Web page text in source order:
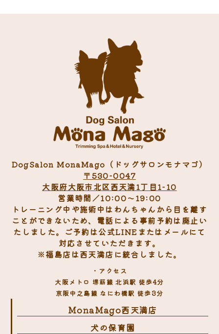
DogSalon MonaMago（ドッグサロンモナマゴ）
〒530-0047
大阪府大阪市北区西天満1丁目1-10
営業時間／10:00～19:00
トレーニング中や施術中はわんちゃんから目を離す
ことができないため、電話による事前予約は廃止い
たしました。ご予約は公式LINEまたはメールにて
対応させていただきます。
※福島店は西天満店に統合しました。
・アクセス
大阪メトロ 堺筋線 北浜駅 徒歩4分
京阪中之島線 なにわ橋駅 徒歩3分
MonaMago西天満店
犬の保育園